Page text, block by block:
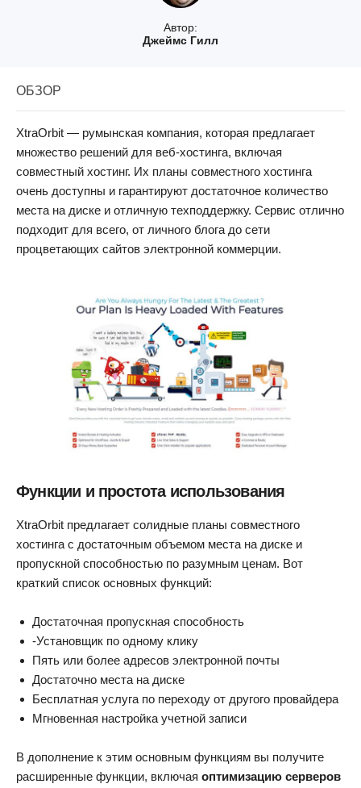
Автор:
Джеймс Гилл
ОБЗОР
XtraOrbit — румынская компания, которая предлагает
множество решений для веб-хостинга, включая
совместный хостинг. Их планы совместного хостинга
очень доступны и гарантируют достаточное количество
места на диске и отличную техподдержку. Сервис отлично
подходит для всего, от личного блога до сети
процветающих сайтов электронной коммерции.
Функции и простота использования
XtraOrbit предлагает солидные планы совместного
хостинга с достаточным объемом места на диске и
пропускной способностью по разумным ценам. Вот
краткий список основных функций:
Достаточная пропускная способность
-Установщик по одному клику
Пять или более адресов электронной почты
Достаточно места на диске
Бесплатная услуга по переходу от другого провайдера
Мгновенная настройка учетной записи
В дополнение к этим основным функциям вы получите
расширенные функции, включая оптимизацию серверов